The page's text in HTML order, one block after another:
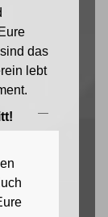
das
lebt